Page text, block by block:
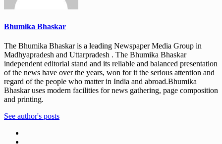
Bhumika Bhaskar
The Bhumika Bhaskar is a leading Newspaper Media Group in
Madhyapradesh and Uttarpradesh . The Bhumika Bhaskar
independent editorial stand and its reliable and balanced presentation
of the news have over the years, won for it the serious attention and
regard of the people who matter in India and abroad.Bhumika
Bhaskar uses modern facilities for news gathering, page composition
and printing.
See author's posts